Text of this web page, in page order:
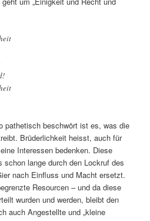
pathetisch beschwört ist es, was die
Brüderlichkeit heisst, auch für
Interessen bedenken. Diese
schon lange durch den Lockruf des
nach Einfluss und Macht ersetzt.
Resourcen – und da diese
wurden und werden, bleibt den
auch Angestellte und „kleine